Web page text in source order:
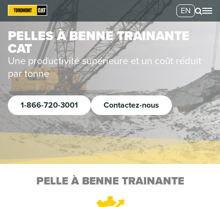
EN
PELLES À BENNE TRAINANTE
CAT
Une productivité supérieure et un coût réduit
par tonne
1-866-720-3001 Contactez-nous
PELLE À BENNE TRAINANTE